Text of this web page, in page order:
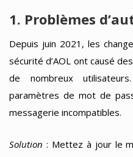
1. Problèmes
Depuis juin 2021, les
sécurité d’AOL ont causé
de nombreux
paramètres de mot de
messagerie incompatibles.
Solution : Mettez à jour le